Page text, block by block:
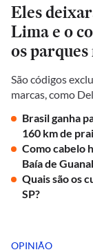
Eles
Lima e o
os
São códigos
marcas, como
Brasil ganha
160 km de
Como cabelo
Baía de
Quais são os
SP?
OPINIÃO